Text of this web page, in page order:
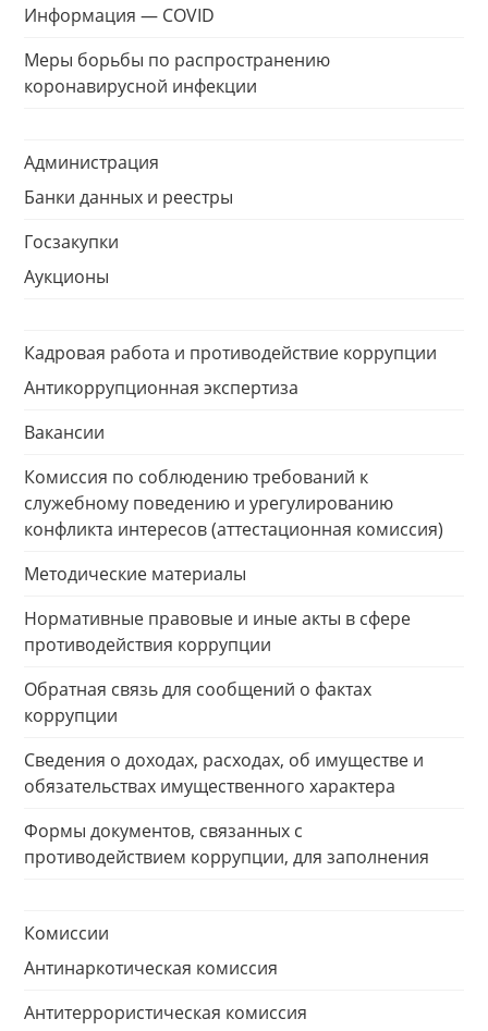
Информация — COVID
Меры борьбы по распространению
коронавирусной инфекции
Администрация
Банки данных и реестры
Госзакупки
Аукционы
Кадровая работа и противодействие коррупции
Антикоррупционная экспертиза
Вакансии
Комиссия по соблюдению требований к
служебному поведению и урегулированию
конфликта интересов (аттестационная комиссия)
Методические материалы
Нормативные правовые и иные акты в сфере
противодействия коррупции
Обратная связь для сообщений о фактах
коррупции
Сведения о доходах, расходах, об имуществе и
обязательствах имущественного характера
Формы документов, связанных с
противодействием коррупции, для заполнения
Комиссии
Антинаркотическая комиссия
Антитеррористическая комиссия